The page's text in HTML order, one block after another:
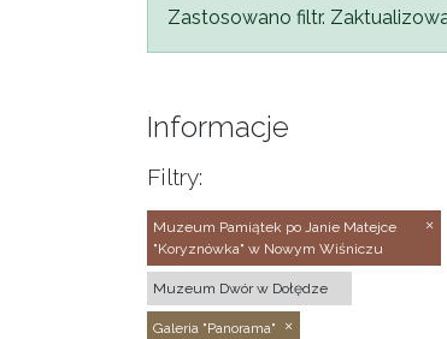
Komunikat
Zastosowano filtr.
Informacje
Filtry:
Muzeum Pamiątek po Janie Matejce
"Koryznówka" w Nowym Wiśniczu
Muzeum Dwór w Dołędze
Galeria "Panorama"